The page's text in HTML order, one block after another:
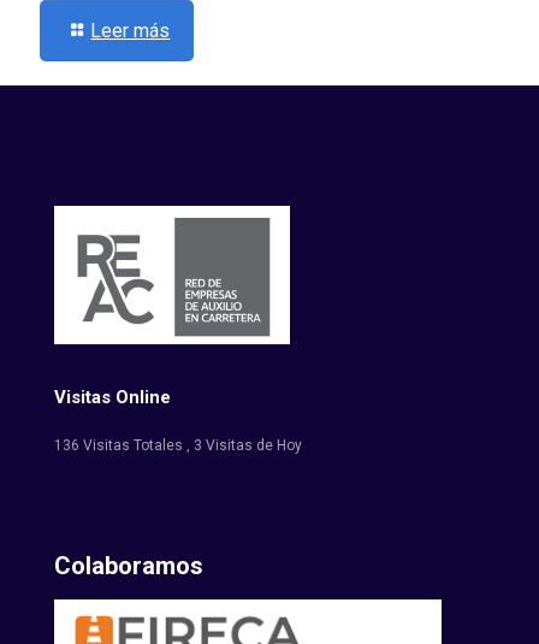
Leer más
Visitas Online
136 Visitas Totales , 3 Visitas de Hoy
Colaboramos